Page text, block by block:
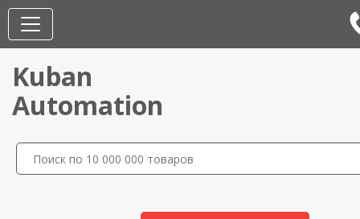
Kuban
Automation